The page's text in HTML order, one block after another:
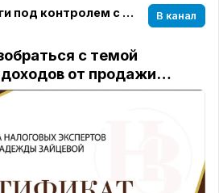
3-НДФЛ. Налоги под контролем с Милой Мельниковой В канал
с темой
от продажи…